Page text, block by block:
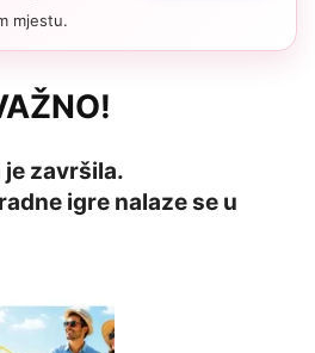
mjestu.
je završila.
igre nalaze se u